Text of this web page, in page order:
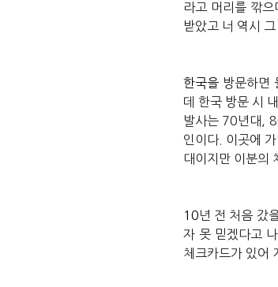
라고 머리를 깎으
받았고 너 역시 그
한국을 방문하면
데
한국 방문 시
발사는70년대 ,
인이다. 이곳에
대이지만 이분의
10년 전 처음 갔
자 못 믿겠다고
체크카드가 있어